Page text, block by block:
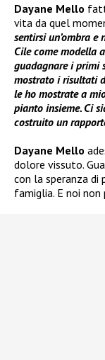
Dayane Mello
vita da quel
sentirsi un’ombra
Cile come modella
guadagnare i primi
mostrato i risultati
le ho mostrate a
pianto insieme. Ci
costruito un
Dayane Mello
dolore vissuto.
con la speranza di
famiglia. E noi